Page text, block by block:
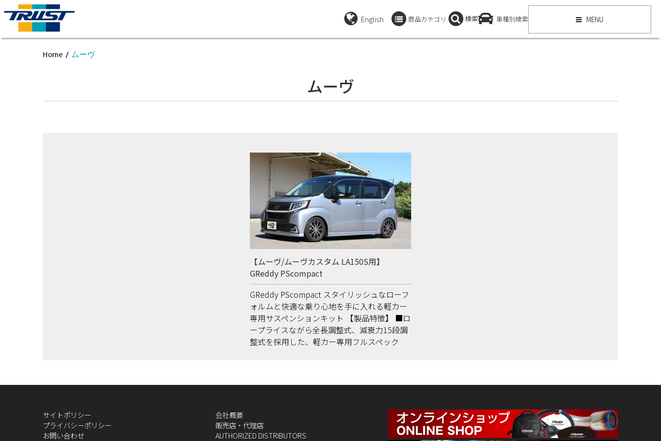
English 商品カテゴリ 検索 車種別検索 MENU
Home / ムーヴ
ムーヴ
【ムーヴ/ムーヴカスタム LA150S用】
GReddy PScompact
GReddy PScompact スタイリッシュなローフ
ォルムと快適な乗り心地を手に入れる軽カー
専用サスペンションキット 【製品特徴】 ■ロ
ープライスながら全長調整式、減衰力15段調
整式を採用した、軽カー専用フルスペック
会社概要
販売店・代理店
AUTHORIZED DISTRIBUTORS
サイトポリシー
プライバシーポリシー
お問い合わせ